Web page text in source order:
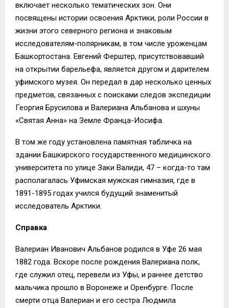
включает несколько тематических зон. Они
посвящены истории освоения Арктики, роли России в
жизни этого северного региона и знаковым
исследователям-полярникам, в том числе уроженцам
Башкортостана. Евгений Ферштер, присутствовавший
на открытии барельефа, является другом и дарителем
уфимского музея. Он передал в дар несколько ценных
предметов, связанных с поисками следов экспедиции
Георгия Брусилова и Валериана Альбанова и шхуны
«Святая Анна» на Земле Франца-Иосифа.
В том же году установлена памятная табличка на
здании Башкирского государственного медицинского
университета по улице Заки Валиди, 47 – когда-то там
располагалась Уфимская мужская гимназия, где в
1891-1895 годах учился будущий знаменитый
исследователь Арктики.
Справка
Валериан Иванович Альбанов родился в Уфе 26 мая
1882 года. Вскоре после рождения Валериана полк,
где служил отец, перевели из Уфы, и раннее детство
мальчика прошло в Воронеже и Оренбурге. После
смерти отца Валериан и его сестра Людмила